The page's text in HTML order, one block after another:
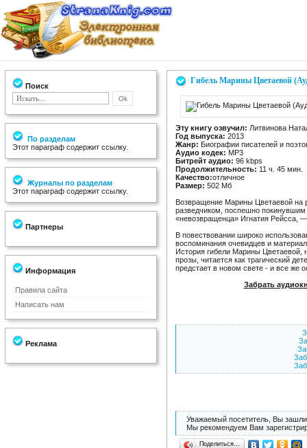
Поиск
По разделам
Этот параграф содержит ссылку.
Журналы по разделам
Этот параграф содержит ссылку.
Партнеры
Информация
Правила сайта
Написать нам
Реклама
Гибель Марины Цветаевой
Эту книгу озвучил: Литвинова
Год выпуска: 2013
Жанр: Биографии писателей и
Аудио кодек: MP3
Битрейт аудио: 96 kbps
Продолжительность: 11 ч. 45 мин.
Качество:отличное
Размер: 502 Мб
Возвращение Марины Цветаевой на
разведчиком, поспешно
«невозвращенца» Игнатия Рейсса,
В повествовании широко
воспоминания очевидцев и
История гибели Марины Цветаевой,
прозы, читается как трагический
предстает в новом свете - и все же
Забрать
Уважаемый посетитель, Вы зашли
Мы рекомендуем Вам
Поделиться…